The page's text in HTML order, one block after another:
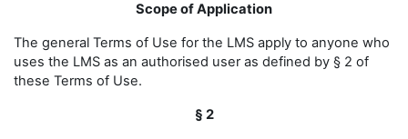
Scope of Application
The general Terms of Use for the LMS apply to anyone who
uses the LMS as an authorised user as defined by § 2 of
these Terms of Use.
§ 2